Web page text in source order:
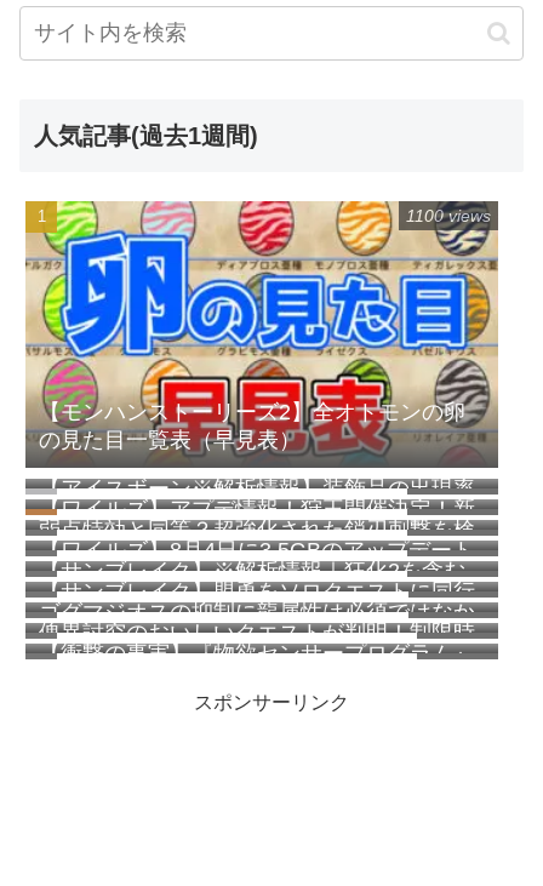
人気記事(過去1週間)
【モンハンストーリーズ2】全オトモンの卵
の見た目一覧表（早見表）
1100 views
【アイスボーン※解析情報】装飾品の出現率
が完全に判明！一覧を掲載！
289 views
【ワイルズ】アプデ情報！狩王開催決定！新
クエスト追加！
199 views
弱点特効と同等？超強化された鎖刃刺撃を検
証してみた【ワイルズ】
162 views
【ワイルズ】8月4日に3.5GBのアップデート
配信予定！オフラインでのイベクエ常設化な
ど
152 views
【サンブレイク】※解析情報｜狂化2を含む
神護石は約0.000000545%？傀異錬金術【覇
気】【円環】の法則が判明しました
124 views
【サンブレイク】盟勇をソロクエストに同行
させてもモンスターの体力は増加しない模様
116 views
ゴグマジオスの抑制に龍属性は必須ではなか
ったらしい【ワイルズ】
115 views
傀異討究のおいしいクエストが判明！制限時
間が短いほどモンスターの体力が低く最大で
22パーセント減！その他お得な情報も
72 views
【衝撃の事実】『物欲センサープログラム』
るかは謎！【0104問題】
スポンサーリンク